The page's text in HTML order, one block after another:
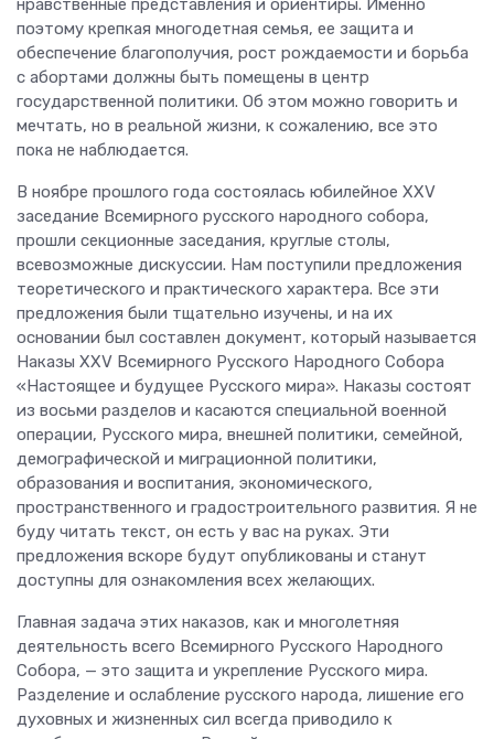
нравственные представления и ориентиры. Именно
поэтому крепкая многодетная семья, ее защита и
обеспечение благополучия, рост рождаемости и борьба
с абортами должны быть помещены в центр
государственной политики. Об этом можно говорить и
мечтать, но в реальной жизни, к сожалению, все это
пока не наблюдается.
В ноябре прошлого года состоялась юбилейное XXV
заседание Всемирного русского народного собора,
прошли секционные заседания, круглые столы,
всевозможные дискуссии. Нам поступили предложения
теоретического и практического характера. Все эти
предложения были тщательно изучены, и на их
основании был составлен документ, который называется
Наказы XXV Всемирного Русского Народного Собора
«Настоящее и будущее Русского мира». Наказы состоят
из восьми разделов и касаются специальной военной
операции, Русского мира, внешней политики, семейной,
демографической и миграционной политики,
образования и воспитания, экономического,
пространственного и градостроительного развития. Я не
буду читать текст, он есть у вас на руках. Эти
предложения вскоре будут опубликованы и станут
доступны для ознакомления всех желающих.
Главная задача этих наказов, как и многолетняя
деятельность всего Всемирного Русского Народного
Собора, — это защита и укрепление Русского мира.
Разделение и ослабление русского народа, лишение его
духовных и жизненных сил всегда приводило к